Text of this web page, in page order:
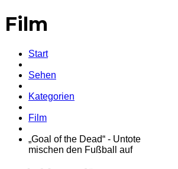
Film
Start
Sehen
Kategorien
Film
„Goal of the Dead“ - Untote
mischen den Fußball auf